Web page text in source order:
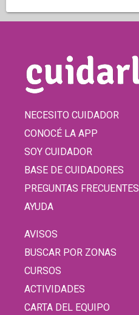
NECESITO CUIDADOR
CONOCÉ LA APP
SOY CUIDADOR
BASE DE CUIDADORES
PREGUNTAS FRECUENTES
AYUDA
AVISOS
BUSCAR POR ZONAS
CURSOS
ACTIVIDADES
CARTA DEL EQUIPO